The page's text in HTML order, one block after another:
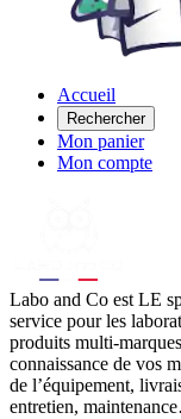
Accueil
Rechercher
Mon panier
Mon compte
Labo and Co est LE
service pour les
produits multi-
connaissance de vos
de l’équipement,
entretien,